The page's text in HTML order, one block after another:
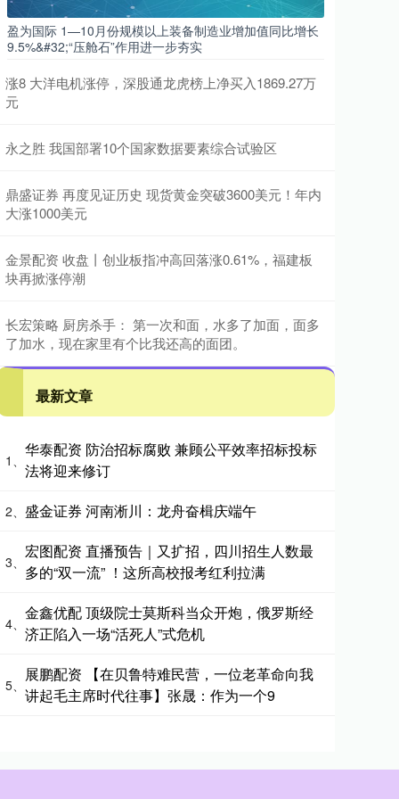
盈为国际 1—10月份规模以上装备制造业增加值同比增长
9.5%&#32;“压舱石”作用进一步夯实
涨8 大洋电机涨停，深股通龙虎榜上净买入1869.27万
元
永之胜 我国部署10个国家数据要素综合试验区
鼎盛证券 再度见证历史 现货黄金突破3600美元！年内
大涨1000美元
金景配资 收盘丨创业板指冲高回落涨0.61%，福建板
块再掀涨停潮
长宏策略 厨房杀手： 第一次和面，水多了加面，面多
了加水，现在家里有个比我还高的面团。
最新文章
1、
华泰配资 防治招标腐败 兼顾公平效率招标投标
法将迎来修订
2、 盛金证券 河南淅川：龙舟奋楫庆端午
3、
宏图配资 直播预告｜又扩招，四川招生人数最
多的“双一流” ！这所高校报考红利拉满
4、
金鑫优配 顶级院士莫斯科当众开炮，俄罗斯经
济正陷入一场“活死人”式危机
5、
展鹏配资 【在贝鲁特难民营，一位老革命向我
讲起毛主席时代往事】张晟：作为一个9